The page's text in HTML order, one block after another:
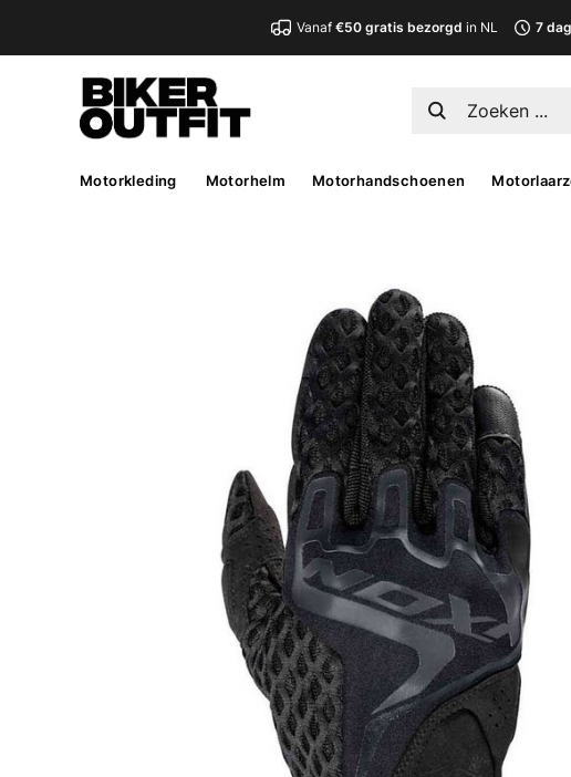
Vanaf €50 gratis bezorgd in NL 7
Motorkleding Motorhelm Motorhandschoenen